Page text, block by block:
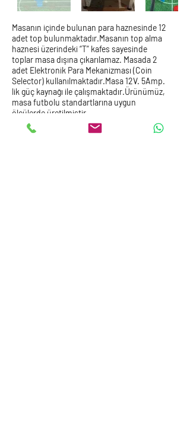
Masanın içinde bulunan para haznesinde 12
adet top bulunmaktadır.Masanın top alma
haznesi üzerindeki “T” kafes sayesinde
toplar masa dışına çıkarılamaz. Masada 2
adet Elektronik Para Mekanizması (Coin
Selector) kullanılmaktadır.Masa 12V. 5Amp.
lik güç kaynağı ile çalışmaktadır.Ürünümüz,
masa futbolu standartlarına uygun
ölçülerde üretilmiştir.
Dıştan 140cm x 110cm, oyun alanı 110cm x